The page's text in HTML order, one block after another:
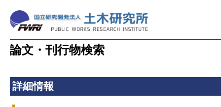
論文・刊行物検索
詳細情報